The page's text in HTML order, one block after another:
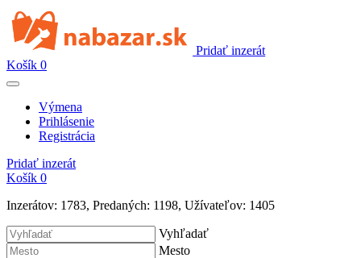
Pridať inzerát
Košík 0
Výmena
Prihlásenie
Registrácia
Pridať inzerát
Košík 0
Inzerátov: 1783, Predaných: 1198, Užívateľov: 1405
Vyhľadať
Mesto